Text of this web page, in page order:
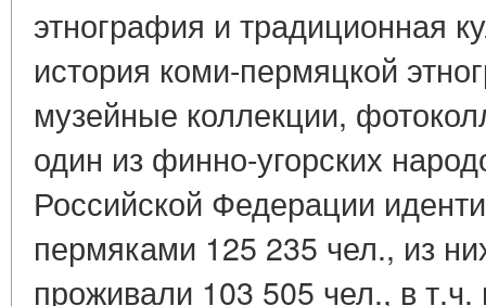
этнография и традиционная
история коми-пермяцкой
музейные коллекции,
один из финно-угорских
Российской Федерации
пермяками 125 235 чел., из
проживали 103 505 чел., в